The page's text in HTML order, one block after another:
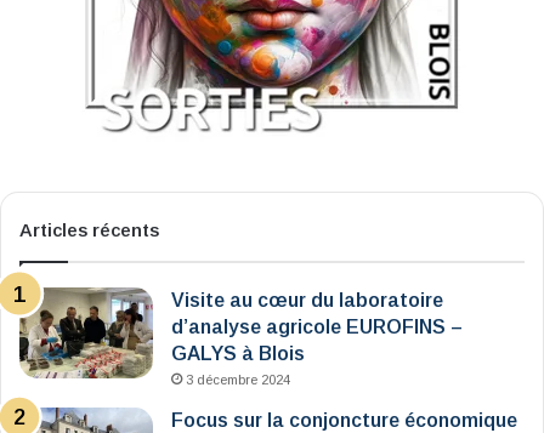
Articles récents
Visite au cœur du laboratoire
d’analyse agricole EUROFINS –
GALYS à Blois
3 décembre 2024
Focus sur la conjoncture économique